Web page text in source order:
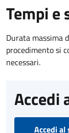
Tempi e
Durata massima
procedimento si
necessari.
Accedi
Accedi al